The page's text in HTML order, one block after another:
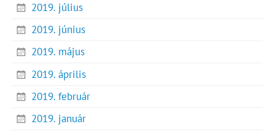
2019. július
2019. június
2019. május
2019. április
2019. február
2019. január